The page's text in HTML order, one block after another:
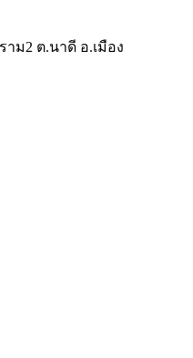
ม2 ต.นาดี อ.เมือง